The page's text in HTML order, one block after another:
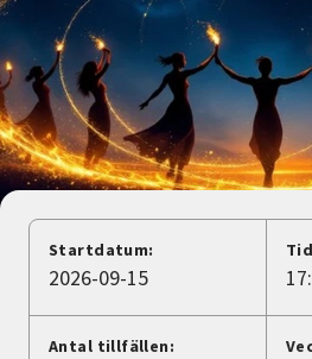
Starta studiecirkel
Cirkelledare
Nyheter
Avdelningar
Lyssna
Startdatum:
2026-09-15
Antal tillfällen: